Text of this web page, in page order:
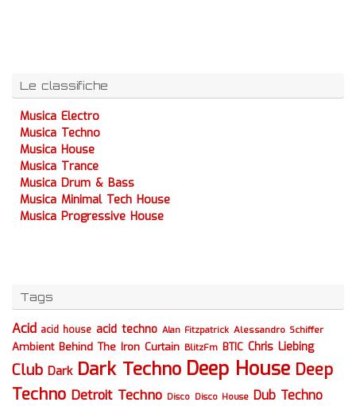
Le classifiche
Musica Electro
Musica Techno
Musica House
Musica Trance
Musica Drum & Bass
Musica Minimal Tech House
Musica Progressive House
Tags
Acid acid house acid techno Alan Fitzpatrick Alessandro Schiffer
Ambient Behind The Iron Curtain BlitzFm BTIC Chris Liebing
Club Dark Dark Techno Deep House Deep
Techno Detroit Techno Disco Disco House Dub Techno